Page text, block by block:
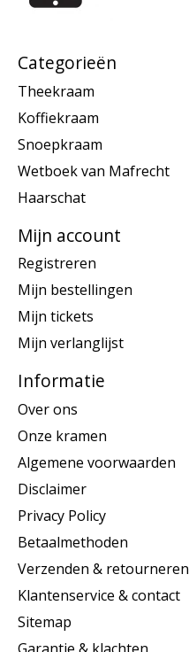
Categorieën
Theekraam
Koffiekraam
Snoepkraam
Wetboek van Mafrecht
Haarschat
Mijn account
Registreren
Mijn bestellingen
Mijn tickets
Mijn verlanglijst
Informatie
Over ons
Onze kramen
Algemene voorwaarden
Disclaimer
Privacy Policy
Betaalmethoden
Verzenden & retourneren
Klantenservice & contact
Sitemap